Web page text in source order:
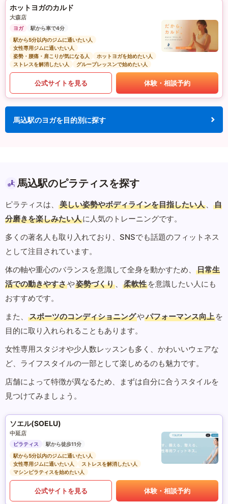
ホットヨガのカルド
大森店
ヨガ
駅から車で4分
駅から5分以内のジムに通いたい人
女性専用ジムに通いたい人
姿勢・腰痛・肩こりが気になる人
ホットヨガを始めたい人
ストレスを解消したい人
グループレッスンで始めたい人
公式サイトを見る 体験・相談予約
馬込駅のヨガを目的別に探す
馬込駅のピラティスを探す
ピラティスは、 美しい姿勢やボディラインを目指したい人 、
自
分磨きを楽しみたい人に人気のトレーニングです。
多くの著名人も取り入れており、SNSでも話題のフィットネス
として注目されています。
体の軸や重心のバランスを意識して全身を動かすため、
日常生
活での動きやすさや姿勢づくり 、 柔軟性 を意識したい人にも
おすすめです。
また、
スポーツのコンディショニングやパフォーマンス向上 を
目的に取り入れられることもあります。
女性専用スタジオや少人数レッスンも多く、かわいいウェアな
ど、ライフスタイルの一部として楽しめるのも魅力です。
店舗によって特徴が異なるため、まずは自分に合うスタイルを
見つけてみましょう。
ソエル(SOELU)
中延店
ピラティス
駅から徒歩11分
駅から5分以内のジムに通いたい人
女性専用ジムに通いたい人
ストレスを解消したい人
マシンピラティスを始めたい人
公式サイトを見る 体験・相談予約